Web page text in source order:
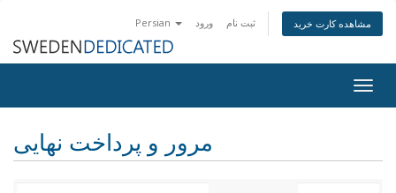
Persian ورود ثبت نام مشاهده کارت خرید
مرور و پرداخت نهایی